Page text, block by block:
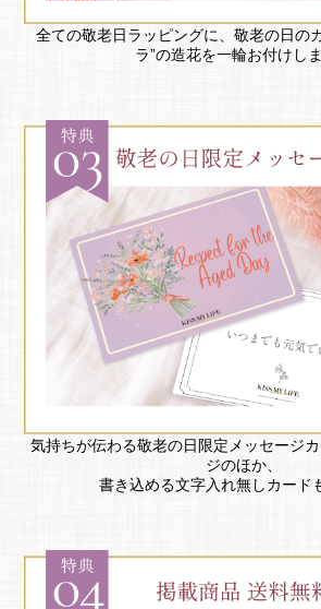
全ての敬老日ラッピングに、敬老の日の
ラ”の造花を一輪お付けしま
気持ちが伝わる敬老の日限定メッセージ
ジのほか、
書き込める文字入れ無しカード